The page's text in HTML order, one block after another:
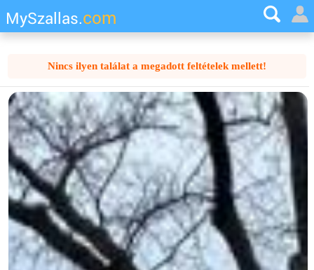
MySzallas.com
Nincs ilyen találat a megadott feltételek mellett!